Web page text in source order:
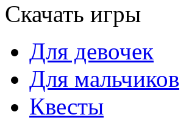
Скачать игры
Для девочек
Для мальчиков
Квесты